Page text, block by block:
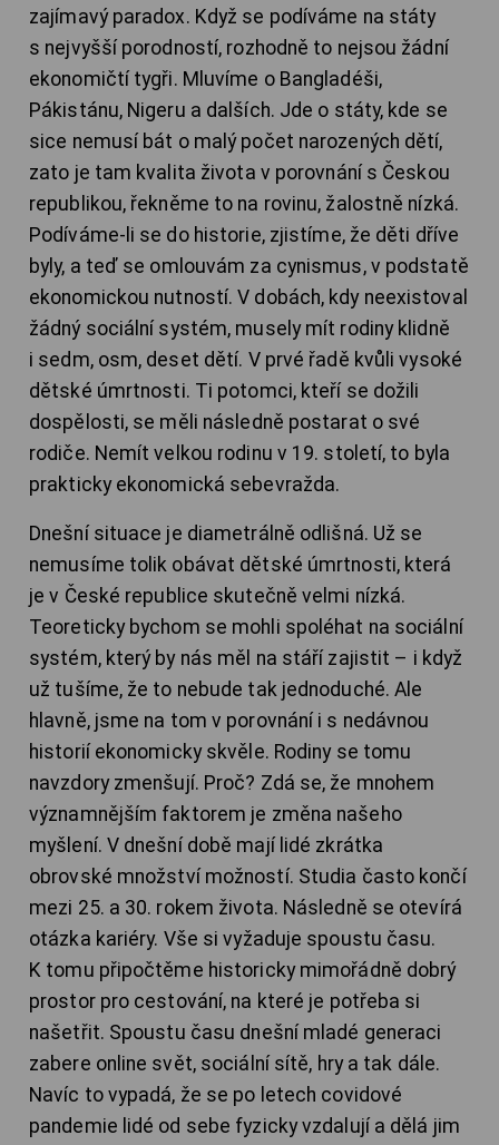
zajímavý paradox. Když se podíváme na státy
s nejvyšší porodností, rozhodně to nejsou žádní
ekonomičtí tygři. Mluvíme o Bangladéši,
Pákistánu, Nigeru a dalších. Jde o státy, kde se
sice nemusí bát o malý počet narozených dětí,
zato je tam kvalita života v porovnání s Českou
republikou, řekněme to na rovinu, žalostně nízká.
Podíváme-li se do historie, zjistíme, že děti dříve
byly, a teď se omlouvám za cynismus, v podstatě
ekonomickou nutností. V dobách, kdy neexistoval
žádný sociální systém, musely mít rodiny klidně
i sedm, osm, deset dětí. V prvé řadě kvůli vysoké
dětské úmrtnosti. Ti potomci, kteří se dožili
dospělosti, se měli následně postarat o své
rodiče. Nemít velkou rodinu v 19. století, to byla
prakticky ekonomická sebevražda.
Dnešní situace je diametrálně odlišná. Už se
nemusíme tolik obávat dětské úmrtnosti, která
je v České republice skutečně velmi nízká.
Teoreticky bychom se mohli spoléhat na sociální
systém, který by nás měl na stáří zajistit – i když
už tušíme, že to nebude tak jednoduché. Ale
hlavně, jsme na tom v porovnání i s nedávnou
historií ekonomicky skvěle. Rodiny se tomu
navzdory zmenšují. Proč? Zdá se, že mnohem
významnějším faktorem je změna našeho
myšlení. V dnešní době mají lidé zkrátka
obrovské množství možností. Studia často končí
mezi 25. a 30. rokem života. Následně se otevírá
otázka kariéry. Vše si vyžaduje spoustu času.
K tomu připočtěme historicky mimořádně dobrý
prostor pro cestování, na které je potřeba si
našetřit. Spoustu času dnešní mladé generaci
zabere online svět, sociální sítě, hry a tak dále.
Navíc to vypadá, že se po letech covidové
pandemie lidé od sebe fyzicky vzdalují a dělá jim